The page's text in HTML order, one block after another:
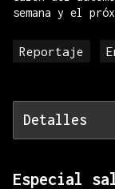
semana y el
Reportaje
Detalles
Especial